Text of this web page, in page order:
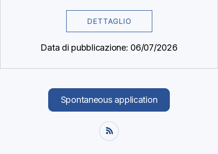
DETTAGLIO
Data di pubblicazione: 06/07/2026
Spontaneous application